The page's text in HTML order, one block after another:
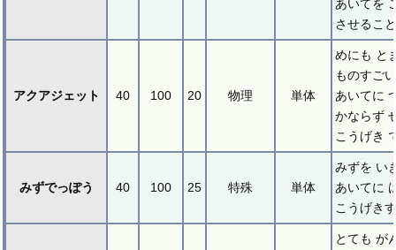
あいてを
させるこ
アクアジェット 40 100 20 物理 単体
めにも と
ものすご
あいてに
かならず
こうげき
みずでっぽう 40 100 25 特殊 単体
みずを い
あいてに
こうげき
とても が